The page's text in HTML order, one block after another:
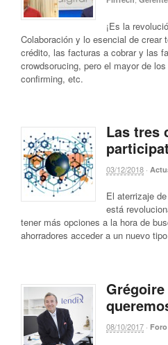
¡Es la
Colaboración y lo esencial de crear
crédito, las facturas a cobrar y las
crowdsorucing, pero el mayor de
confirming, etc.
Las tres
03/12/2018 ·
El aterrizaje
está
tener más opciones a la hora de
ahorradores acceder a un nuevo
08/10/2017 ·